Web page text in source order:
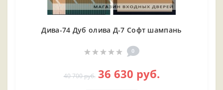
Дива-74 Дуб олива Д-7 Софт шампань
0
40 700 руб. 36 630 руб.